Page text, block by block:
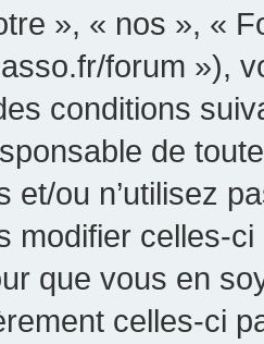
», « nos », «
forum »),
conditions
de
et/ou n’utilisez
modifier celles-
que vous en
celles-ci